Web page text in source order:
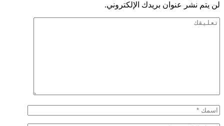
لن يتم نشر عنوان بريدك الإلكتروني.